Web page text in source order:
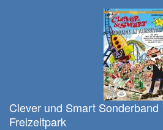
Clever und Smart Sonderband
Freizeitpark